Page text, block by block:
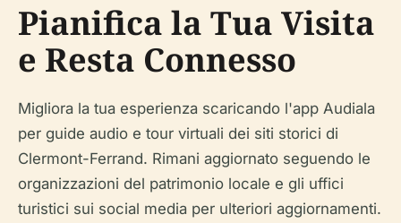
Pianifica la Tua Visita
e Resta Connesso
Migliora la tua esperienza scaricando l'app Audiala
per guide audio e tour virtuali dei siti storici di
Clermont-Ferrand. Rimani aggiornato seguendo le
organizzazioni del patrimonio locale e gli uffici
turistici sui social media per ulteriori aggiornamenti.